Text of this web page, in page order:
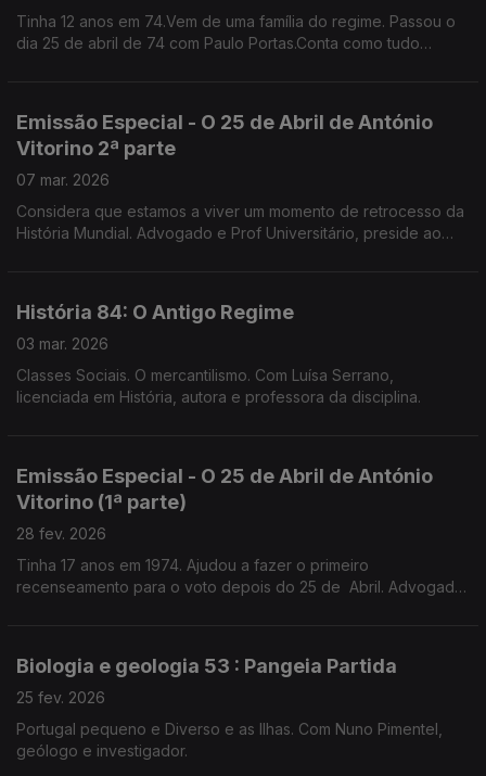
Tinha 12 anos em 74.Vem de uma família do regime. Passou o
dia 25 de abril de 74 com Paulo Portas.Conta como tudo
Emissão Especial - O 25 de Abril de António
Vitorino 2ª parte
07 mar. 2026
Considera que estamos a viver um momento de retrocesso da
História Mundial. Advogado e Prof Universitário, preside ao
História 84: O Antigo Regime
03 mar. 2026
Classes Sociais. O mercantilismo. Com Luísa Serrano,
licenciada em História, autora e professora da disciplina.
Emissão Especial - O 25 de Abril de António
Vitorino (1ª parte)
28 fev. 2026
Tinha 17 anos em 1974. Ajudou a fazer o primeiro
recenseamento para o voto depois do 25 de Abril. Advogado
Biologia e geologia 53 : Pangeia Partida
25 fev. 2026
Portugal pequeno e Diverso e as Ilhas. Com Nuno Pimentel,
geólogo e investigador.